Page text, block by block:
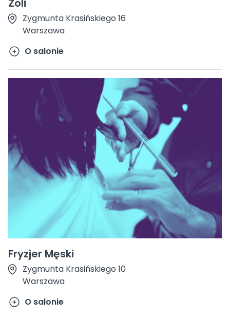
Zoli
Zygmunta Krasińskiego 16
Warszawa
O salonie
Fryzjer Męski
Zygmunta Krasińskiego 10
Warszawa
O salonie